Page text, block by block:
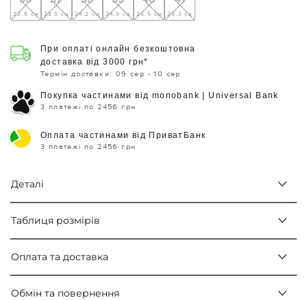
22,8 см 23,5 см 24,2 см 24,9 см 25,6 см 26,3 см
При оплаті онлайн безкоштовна
доставка від 3000 грн*
Термін доставки: 09 сер - 10 сер
Покупка частинами від monobank | Universal Bank
3 платежі по 2456 грн
Оплата частинами від ПриватБанк
3 платежі по 2456 грн
Деталі
Таблиця розмірів
Оплата та доставка
Обмін та повернення